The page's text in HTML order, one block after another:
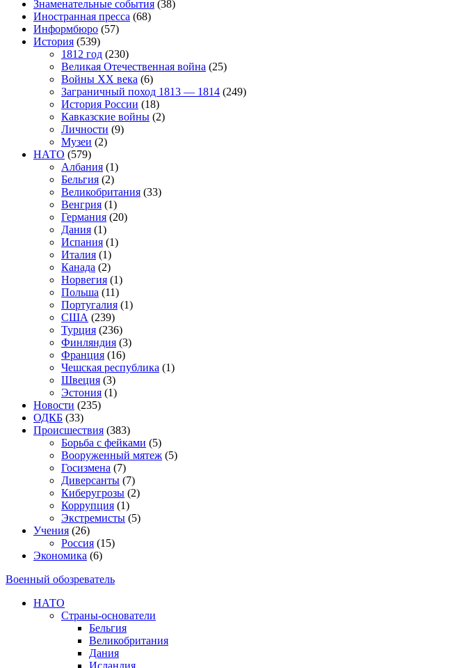
Знаменательные события (38)
Иностранная пресса (68)
Информбюро (57)
История (539)
1812 год (230)
Великая Отечественная война (25)
Войны XX века (6)
Заграничный поход 1813 — 1814 (249)
История России (18)
Кавказские войны (2)
Личности (9)
Музеи (2)
НАТО (579)
Албания (1)
Бельгия (2)
Великобритания (33)
Венгрия (1)
Германия (20)
Дания (1)
Испания (1)
Италия (1)
Канада (2)
Норвегия (1)
Польша (11)
Португалия (1)
США (239)
Турция (236)
Финляндия (3)
Франция (16)
Чешская республика (1)
Швеция (3)
Эстония (1)
Новости (235)
ОДКБ (33)
Происшествия (383)
Борьба с фейками (5)
Вооруженный мятеж (5)
Госизмена (7)
Диверсанты (7)
Киберугрозы (2)
Коррупция (1)
Экстремисты (5)
Учения (26)
Россия (15)
Экономика (6)
Военный обозреватель
НАТО
Страны-основатели
Бельгия
Великобритания
Дания